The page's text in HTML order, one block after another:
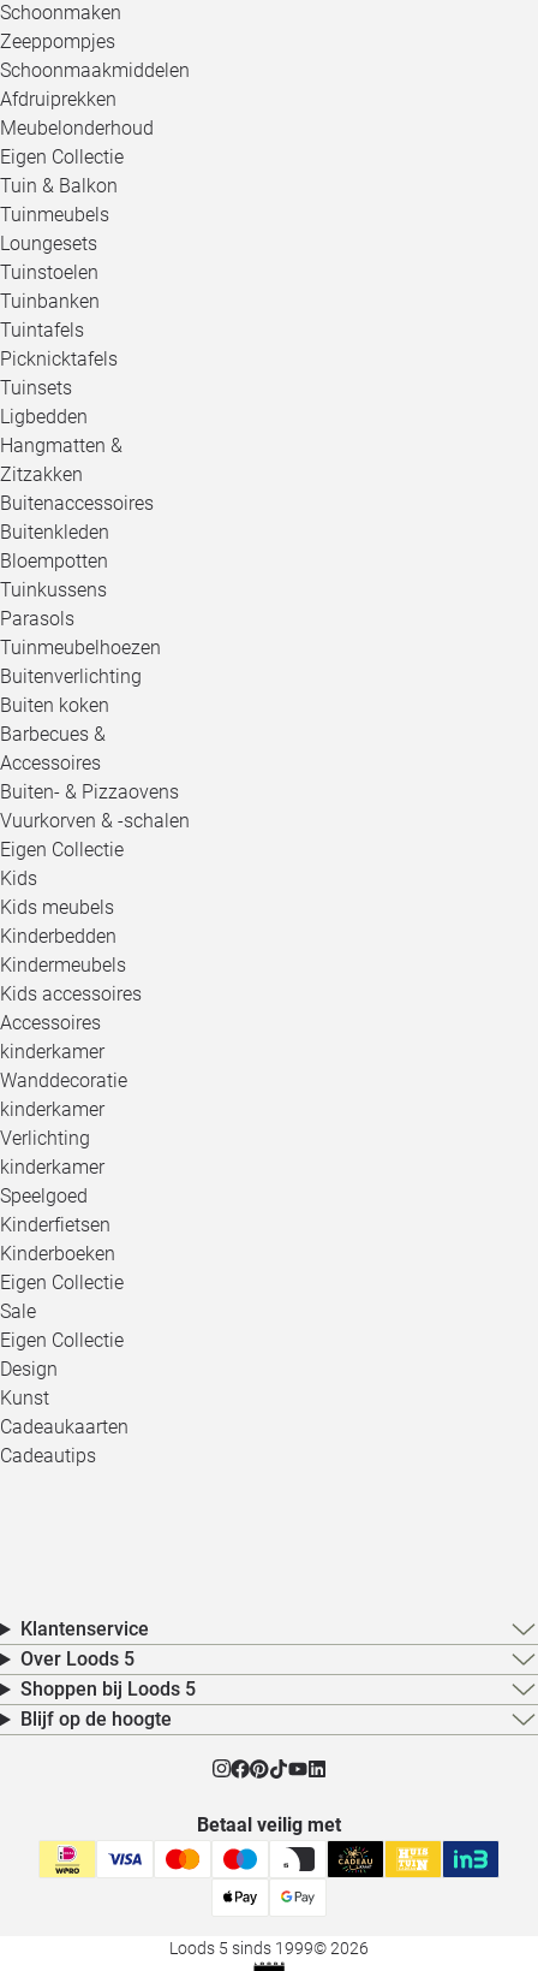
Schoonmaken
Zeeppompjes
Schoonmaakmiddelen
Afdruiprekken
Meubelonderhoud
Eigen Collectie
Tuin & Balkon
Tuinmeubels
Loungesets
Tuinstoelen
Tuinbanken
Tuintafels
Picknicktafels
Tuinsets
Ligbedden
Hangmatten &
Zitzakken
Buitenaccessoires
Buitenkleden
Bloempotten
Tuinkussens
Parasols
Tuinmeubelhoezen
Buitenverlichting
Buiten koken
Barbecues &
Accessoires
Buiten- & Pizzaovens
Vuurkorven & -schalen
Eigen Collectie
Kids
Kids meubels
Kinderbedden
Kindermeubels
Kids accessoires
Accessoires
kinderkamer
Wanddecoratie
kinderkamer
Verlichting
kinderkamer
Speelgoed
Kinderfietsen
Kinderboeken
Eigen Collectie
Sale
Eigen Collectie
Design
Kunst
Cadeaukaarten
Cadeautips
Klantenservice
Over Loods 5
Shoppen bij Loods 5
Blijf op de hoogte
Betaal veilig met
Loods 5 sinds 1999© 2026